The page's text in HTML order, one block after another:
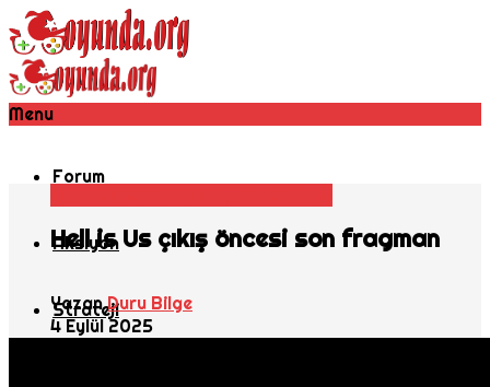
Menu
Forum
Aksiyon
Strateji
Hell is Us çıkış öncesi son fragman
YazanDuru Bilge
4 Eylül 2025